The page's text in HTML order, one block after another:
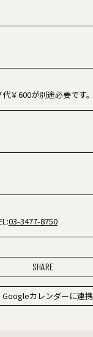
￥600が別途必要です。
03-3477-8750
SHARE
Googleカレンダーに連携